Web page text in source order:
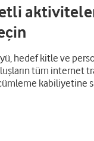
hedef kitle ve
tüm internet
kabiliyetine